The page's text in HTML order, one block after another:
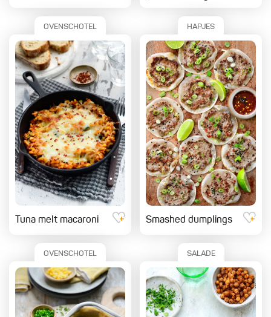
OVENSCHOTEL
Tuna melt macaroni
HAPJES
Smashed dumplings
OVENSCHOTEL SALADE